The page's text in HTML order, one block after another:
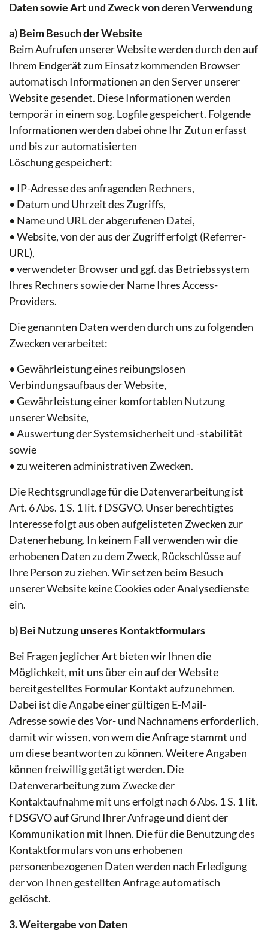
Daten sowie Art und Zweck von deren Verwendung
a) Beim Besuch der Website
Beim Aufrufen unserer Website werden durch den auf
Ihrem Endgerät zum Einsatz kommenden Browser
automatisch Informationen an den Server unserer
Website gesendet. Diese Informationen werden
temporär in einem sog. Logfile gespeichert. Folgende
Informationen werden dabei ohne Ihr Zutun erfasst
und bis zur automatisierten
Löschung gespeichert:
• IP-Adresse des anfragenden Rechners,
• Datum und Uhrzeit des Zugriffs,
• Name und URL der abgerufenen Datei,
• Website, von der aus der Zugriff erfolgt (Referrer-
URL),
• verwendeter Browser und ggf. das Betriebssystem
Ihres Rechners sowie der Name Ihres Access-
Providers.
Die genannten Daten werden durch uns zu folgenden
Zwecken verarbeitet:
• Gewährleistung eines reibungslosen
Verbindungsaufbaus der Website,
• Gewährleistung einer komfortablen Nutzung
unserer Website,
• Auswertung der Systemsicherheit und -stabilität
sowie
• zu weiteren administrativen Zwecken.
Die Rechtsgrundlage für die Datenverarbeitung ist
Art. 6 Abs. 1 S. 1 lit. f DSGVO. Unser berechtigtes
Interesse folgt aus oben aufgelisteten Zwecken zur
Datenerhebung. In keinem Fall verwenden wir die
erhobenen Daten zu dem Zweck, Rückschlüsse auf
Ihre Person zu ziehen. Wir setzen beim Besuch
unserer Website keine Cookies oder Analysedienste
ein.
b) Bei Nutzung unseres Kontaktformulars
Bei Fragen jeglicher Art bieten wir Ihnen die
Möglichkeit, mit uns über ein auf der Website
bereitgestelltes Formular Kontakt aufzunehmen.
Dabei ist die Angabe einer gültigen E-Mail-
Adresse sowie des Vor- und Nachnamens erforderlich,
damit wir wissen, von wem die Anfrage stammt und
um diese beantworten zu können. Weitere Angaben
können freiwillig getätigt werden. Die
Datenverarbeitung zum Zwecke der
Kontaktaufnahme mit uns erfolgt nach 6 Abs. 1 S. 1 lit.
f DSGVO auf Grund Ihrer Anfrage und dient der
Kommunikation mit Ihnen. Die für die Benutzung des
Kontaktformulars von uns erhobenen
personenbezogenen Daten werden nach Erledigung
der von Ihnen gestellten Anfrage automatisch
gelöscht.
3. Weitergabe von Daten